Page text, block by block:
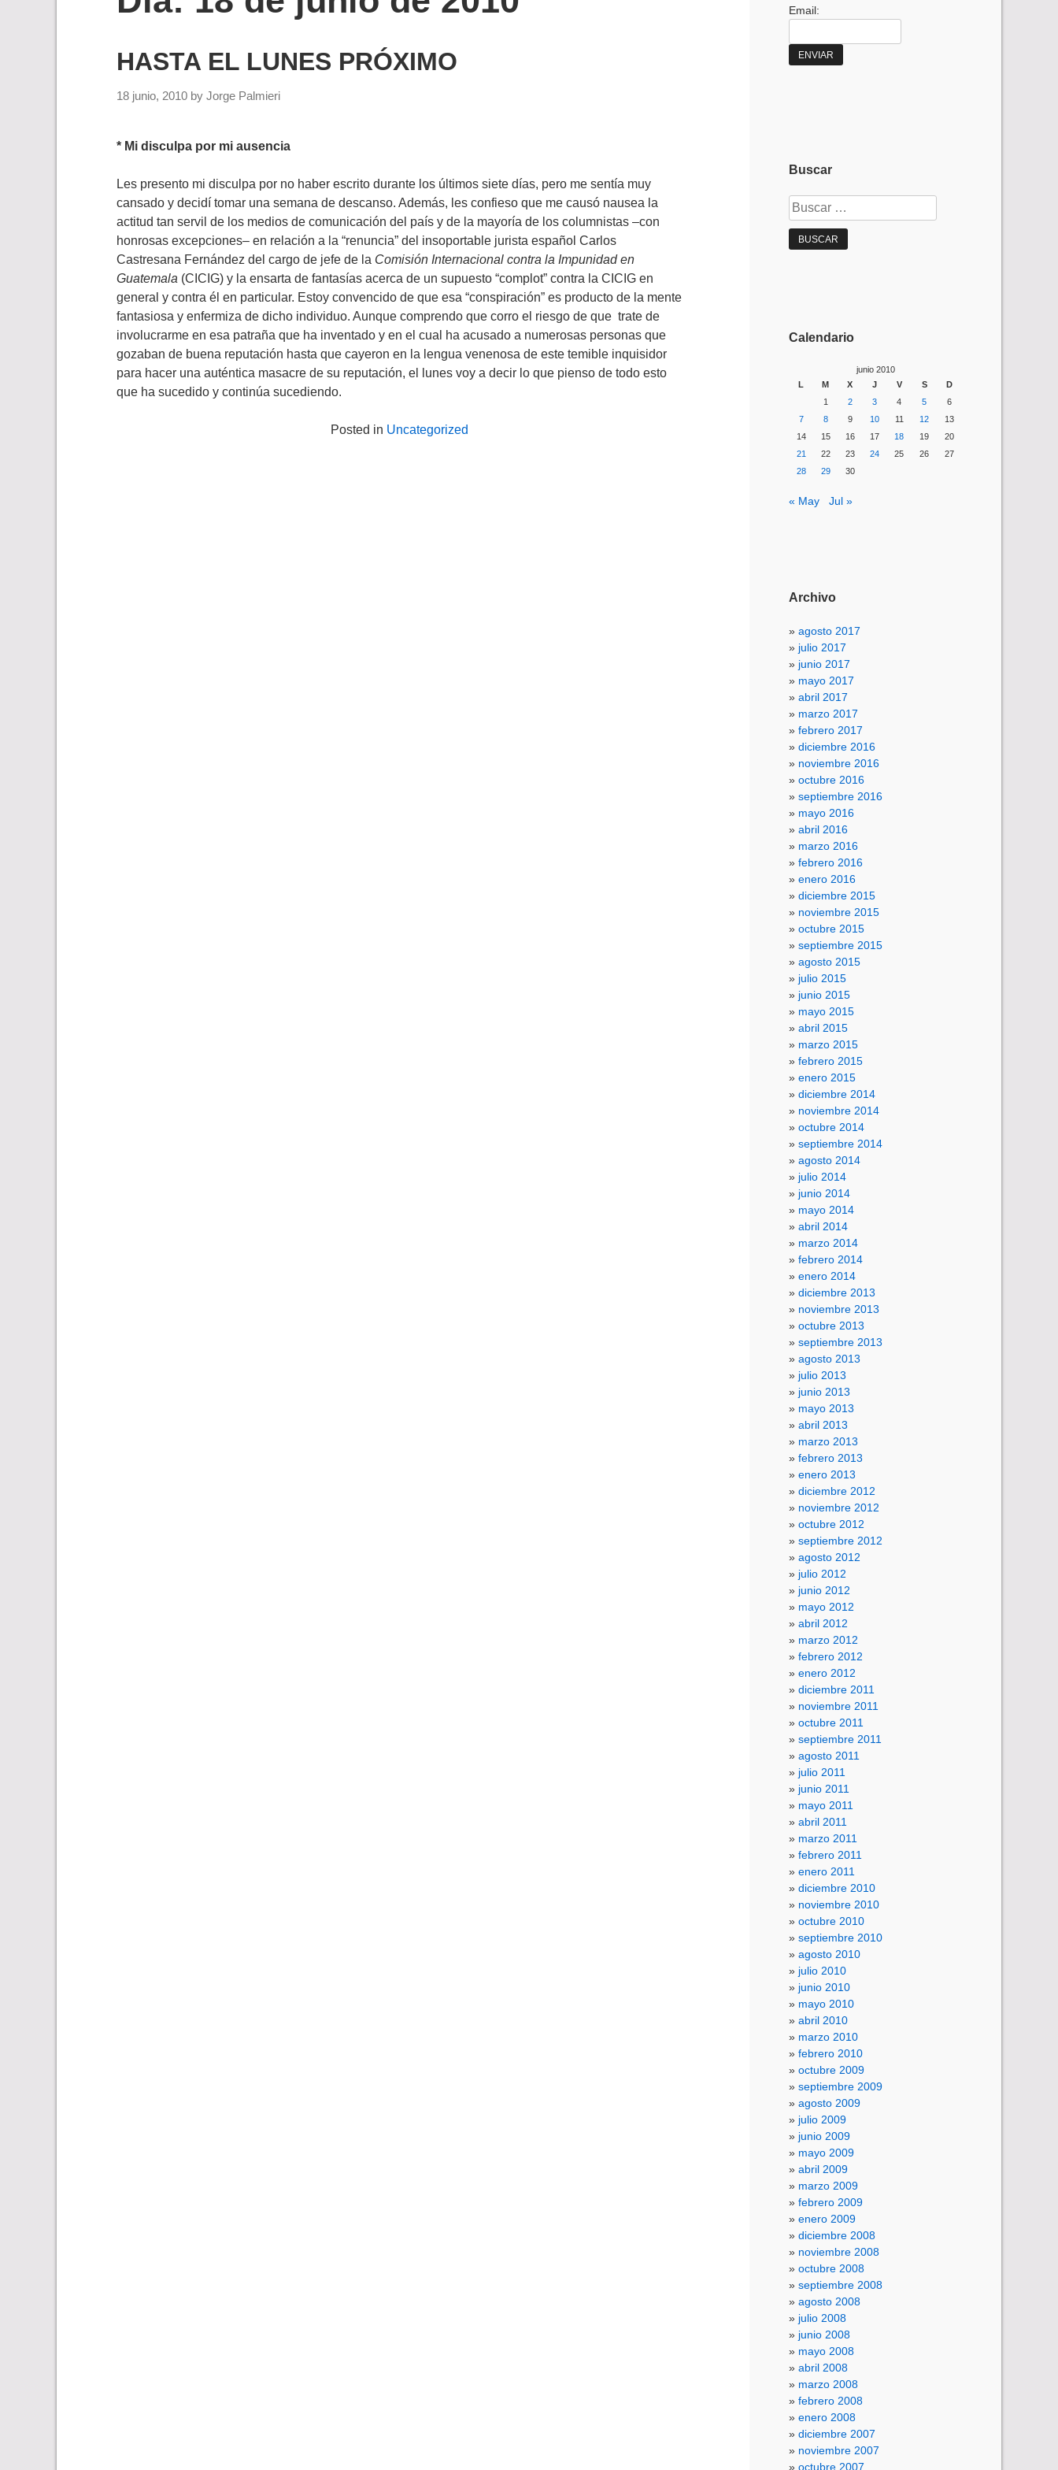
HASTA EL LUNES PRÓXIMO
18 junio, 2010 by Jorge Palmieri
* Mi disculpa por mi ausencia
Les presento mi disculpa por no haber escrito durante los últimos siete días, pero me sentía muy
cansado y decidí tomar una semana de descanso. Además, les confieso que me causó nausea la
actitud tan servil de los medios de comunicación del país y de la mayoría de los columnistas –con
honrosas excepciones– en relación a la “renuncia” del insoportable jurista español Carlos
Castresana Fernández del cargo de jefe de la Comisión Internacional contra la Impunidad en
Guatemala (CICIG) y la ensarta de fantasías acerca de un supuesto “complot” contra la CICIG en
general y contra él en particular. Estoy convencido de que esa “conspiración” es producto de la mente
fantasiosa y enfermiza de dicho individuo. Aunque comprendo que corro el riesgo de que trate de
involucrarme en esa patraña que ha inventado y en el cual ha acusado a numerosas personas que
gozaban de buena reputación hasta que cayeron en la lengua venenosa de este temible inquisidor
para hacer una auténtica masacre de su reputación, el lunes voy a decir lo que pienso de todo esto
que ha sucedido y continúa sucediendo.
Posted in Uncategorized
Email:
Buscar
Buscar:
Calendario
junio 2010
L
M X J V S
D
1
2 3 4 5
6
7
8 9 10 11 12
13
14
15 16 17 18 19
20
21
22 23 24 25 26
27
28
29 30
« May Jul »
Archivo
agosto 2017
julio 2017
junio 2017
mayo 2017
abril 2017
marzo 2017
febrero 2017
diciembre 2016
noviembre 2016
octubre 2016
septiembre 2016
mayo 2016
abril 2016
marzo 2016
febrero 2016
enero 2016
diciembre 2015
noviembre 2015
octubre 2015
septiembre 2015
agosto 2015
julio 2015
junio 2015
mayo 2015
abril 2015
marzo 2015
febrero 2015
enero 2015
diciembre 2014
noviembre 2014
octubre 2014
septiembre 2014
agosto 2014
julio 2014
junio 2014
mayo 2014
abril 2014
marzo 2014
febrero 2014
enero 2014
diciembre 2013
noviembre 2013
octubre 2013
septiembre 2013
agosto 2013
julio 2013
junio 2013
mayo 2013
abril 2013
marzo 2013
febrero 2013
enero 2013
diciembre 2012
noviembre 2012
octubre 2012
septiembre 2012
agosto 2012
julio 2012
junio 2012
mayo 2012
abril 2012
marzo 2012
febrero 2012
enero 2012
diciembre 2011
noviembre 2011
octubre 2011
septiembre 2011
agosto 2011
julio 2011
junio 2011
mayo 2011
abril 2011
marzo 2011
febrero 2011
enero 2011
diciembre 2010
noviembre 2010
octubre 2010
septiembre 2010
agosto 2010
julio 2010
junio 2010
mayo 2010
abril 2010
marzo 2010
febrero 2010
octubre 2009
septiembre 2009
agosto 2009
julio 2009
junio 2009
mayo 2009
abril 2009
marzo 2009
febrero 2009
enero 2009
diciembre 2008
noviembre 2008
octubre 2008
septiembre 2008
agosto 2008
julio 2008
junio 2008
mayo 2008
abril 2008
marzo 2008
febrero 2008
enero 2008
diciembre 2007
noviembre 2007
octubre 2007